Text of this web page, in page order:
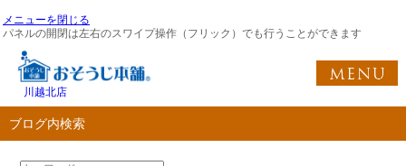
メニューを閉じる
パネルの開閉は左右のスワイプ操作（フリック）でも行うことができます
川越北店
ブログ内検索